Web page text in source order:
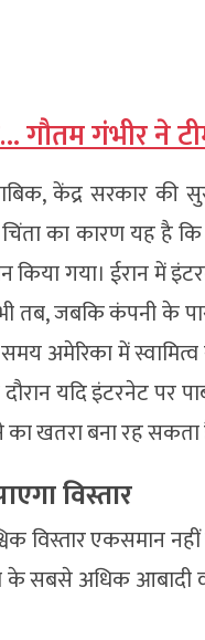
गंभीर ने
केंद्र सरकार की
का कारण यह है कि
किया गया। ईरान में
तब, जबकि कंपनी के
अमेरिका में
यदि इंटरनेट पर
खतरा बना रह सकता
विस्तार
विस्तार एकसमान
के सबसे अधिक आबादी